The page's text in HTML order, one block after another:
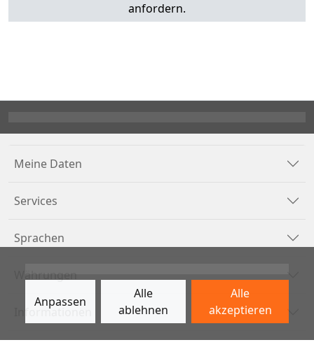
anfordern.
Meine Daten
Services
Sprachen
Währungen
Informationen
Anpassen
Alle
ablehnen
Alle
akzeptieren